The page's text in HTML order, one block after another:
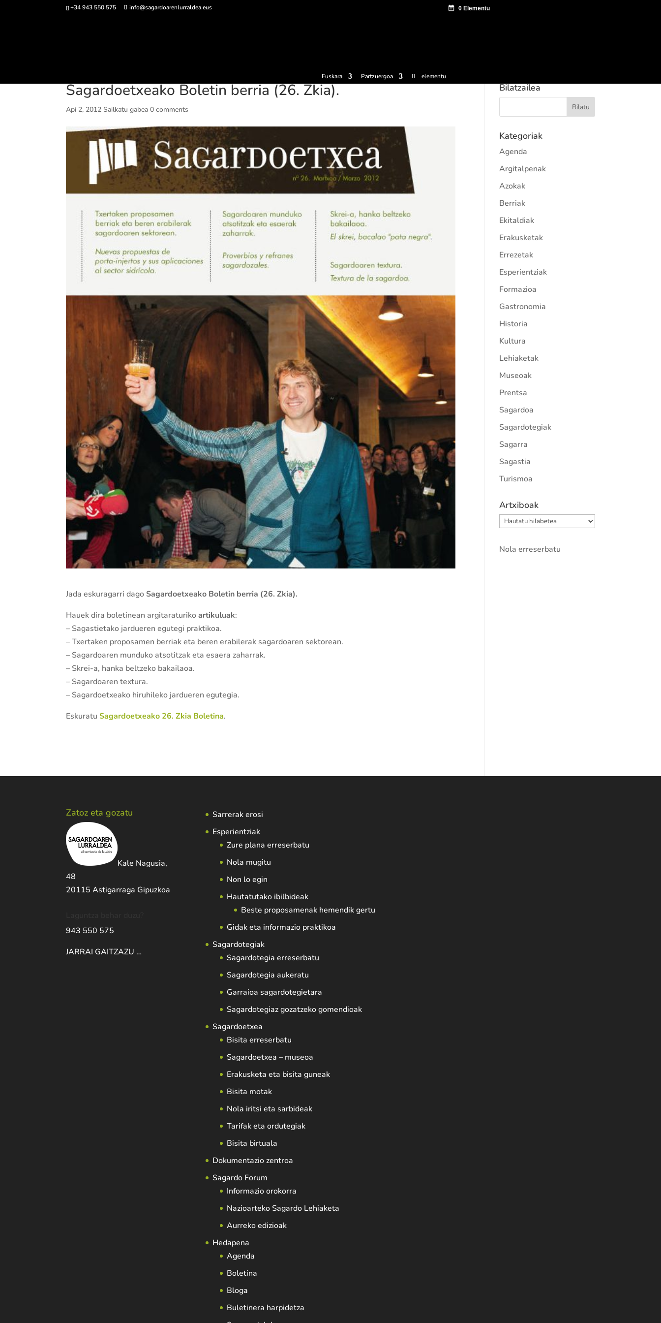
+34 943 550 575 info@sagardoarenlurraldea.eus
Euskara Partzuergoa elementu
Sagardoetxeako Boletin berria (26. Zkia).
Api 2, 2012 Sailkatu gabea 0 comments
Jada eskuragarri dago Sagardoetxeako Boletin berria (26. Zkia).
Hauek dira boletinean argitaraturikoartikuluak:
– Sagastietako jardueren egutegi praktikoa.
– Txertaken proposamen berriak eta beren erabilerak sagardoaren sektorean.
– Sagardoaren munduko atsotitzak eta esaera zaharrak.
– Skrei-a, hanka beltzeko bakailaoa.
– Sagardoaren textura.
– Sagardoetxeako hiruhileko jardueren egutegia.
EskuratuSagardoetxeako 26. Zkia Boletina.
Bilatzailea
Kategoriak
Agenda
Argitalpenak
Azokak
Berriak
Ekitaldiak
Erakusketak
Errezetak
Esperientziak
Formazioa
Gastronomia
Historia
Kultura
Lehiaketak
Museoak
Prentsa
Sagardoa
Sagardotegiak
Sagarra
Sagastia
Turismoa
Artxiboak
Artxiboak
Nola erreserbatu
Zatoz eta gozatu
Kale Nagusia,
48
20115 Astigarraga Gipuzkoa
943 550 575
JARRAI GAITZAZU …
Sarrerak erosi
Esperientziak
Zure plana erreserbatu
Nola mugitu
Non lo egin
Hautatutako ibilbideak
Beste proposamenak hemendik gertu
Gidak eta informazio praktikoa
Sagardotegiak
Sagardotegia erreserbatu
Sagardotegia aukeratu
Garraioa sagardotegietara
Sagardotegiaz gozatzeko gomendioak
Sagardoetxea
Bisita erreserbatu
Sagardoetxea – museoa
Erakusketa eta bisita guneak
Bisita motak
Nola iritsi eta sarbideak
Tarifak eta ordutegiak
Bisita birtuala
Dokumentazio zentroa
Sagardo Forum
Informazio orokorra
Nazioarteko Sagardo Lehiaketa
Aurreko edizioak
Hedapena
Agenda
Boletina
Bloga
Buletinera harpidetza